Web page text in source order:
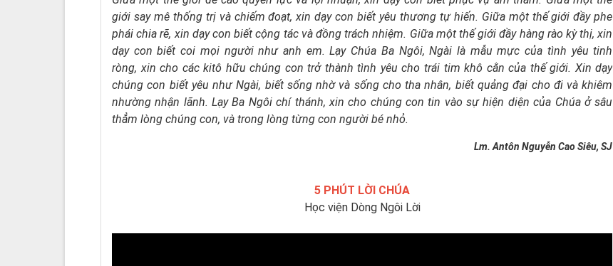
giới say mê thống trị và chiếm đoạt, xin dạy con biết yêu thương tự hiến. Giữa một thế giới đầy phe
phái chia rẽ, xin dạy con biết cộng tác và đồng trách nhiệm. Giữa một thế giới đầy hàng rào kỳ thị, xin
dạy con biết coi mọi người như anh em. Lạy Chúa Ba Ngôi, Ngài là mẫu mực của tình yêu tinh
ròng, xin cho các kitô hữu chúng con trở thành tình yêu cho trái tim khô cằn của thế giới. Xin dạy
chúng con biết yêu như Ngài, biết sống nhờ và sống cho tha nhân, biết quảng đại cho đi và khiêm
nhường nhận lãnh. Lạy Ba Ngôi chí thánh, xin cho chúng con tin vào sự hiện diện của Chúa ở sâu
thẳm lòng chúng con, và trong lòng từng con người bé nhỏ.
Lm. Antôn Nguyễn Cao Siêu, SJ
5 PHÚT LỜI CHÚA
Học viện Dòng Ngôi Lời